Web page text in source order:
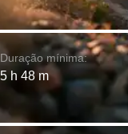
Duração mínima:
5 h 48 m